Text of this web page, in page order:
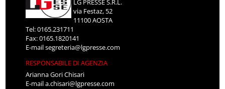
LG PRESSE S.R.L.
via Festaz, 52
11100 AOSTA
Tel: 0165.231711
Fax: 0165.1820141
E-mailsegreteria@lgpresse.com
RESPONSABILE DI AGENZIA
Arianna Gori Chisari
E-maila.chisari@lgpresse.com